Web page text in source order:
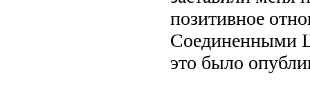
позитивное
Соединенными
это было